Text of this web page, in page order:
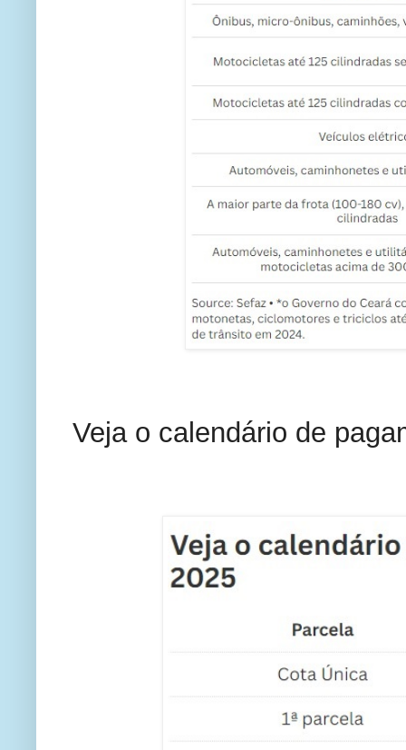
Veja o calendário de